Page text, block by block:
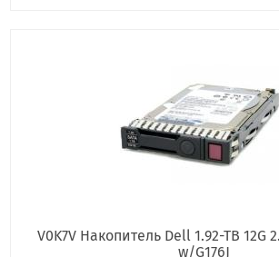
V0K7V Накопитель Dell 1.92-TB 12G
w/G176J